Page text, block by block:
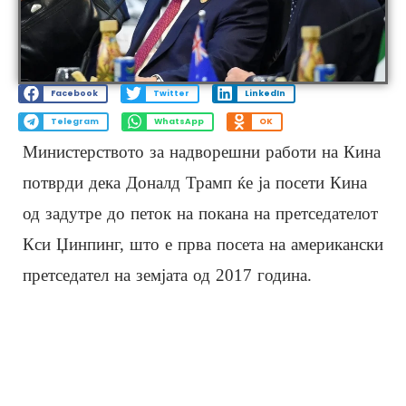
Facebook Twitter LinkedIn
Telegram WhatsApp OK
Министерството за надворешни работи на Кина
потврди дека Доналд Трамп ќе ја посети Кина
од задутре до петок на покана на претседателот
Кси Џинпинг, што е прва посета на американски
претседател на земјата од 2017 година.